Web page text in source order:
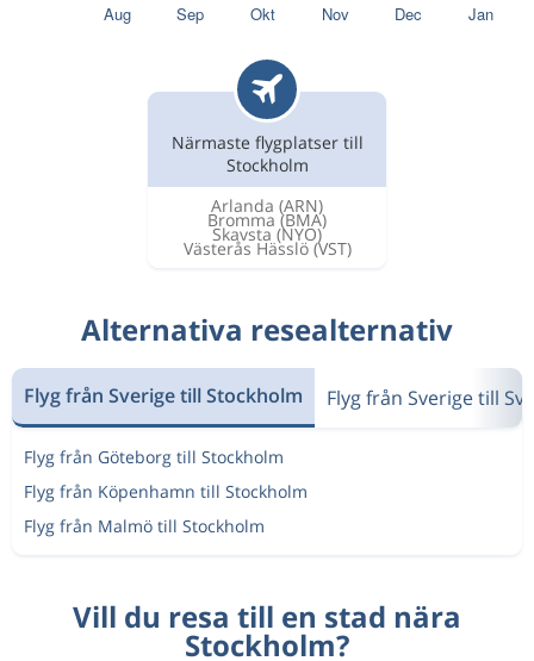
Närmaste flygplatser till
Stockholm
Arlanda (ARN)
Bromma (BMA)
Skavsta (NYO)
Västerås Hässlö (VST)
Alternativa resealternativ
Flyg från Sverige till Stockholm Flyg från Sverige till
Flyg från Göteborg till Stockholm
Flyg från Köpenhamn till Stockholm
Flyg från Malmö till Stockholm
Vill du resa till en stad nära
Stockholm?